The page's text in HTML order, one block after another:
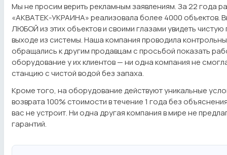
Мы не просим верить рекламным заявлениям. За 22 года
«АКВАТЕК-УКРАИНА» реализовала более 4000 объектов.
ЛЮБОЙ из этих объектов и своими глазами увидеть
выходе из системы. Наша компания проводила
обращались к другим продавцам с просьбой показать
оборудование у их клиентов — ни одна компания не
станцию с чистой водой без запаха.
Кроме того, на оборудование действуют уникальные
возврата 100% стоимости в течение 1 года без
вас не устроит. Ни одна другая компания в мире не
гарантий.